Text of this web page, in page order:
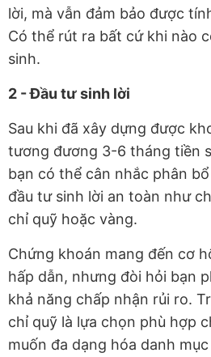
lời, mà vẫn đảm bảo được
Có thể rút ra bất cứ khi nào
sinh.
2 - Đầu tư sinh lời
Sau khi đã xây dựng được
tương đương 3-6 tháng tiền
bạn có thể cân nhắc phân
đầu tư sinh lời an toàn như
chỉ quỹ hoặc vàng.
Chứng khoán mang đến cơ
hấp dẫn, nhưng đòi hỏi bạn
khả năng chấp nhận rủi ro.
chỉ quỹ là lựa chọn phù hợp
muốn đa dạng hóa danh